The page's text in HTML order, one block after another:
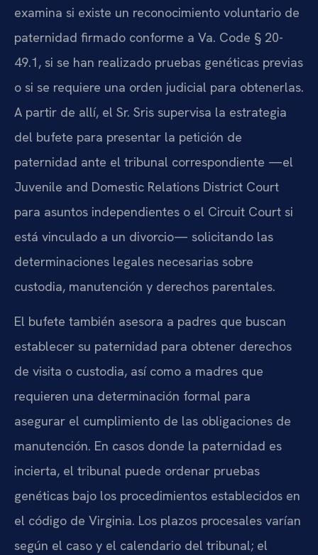
examina si existe un reconocimiento voluntario de
paternidad firmado conforme a Va. Code § 20-
49.1, si se han realizado pruebas genéticas previas
o si se requiere una orden judicial para obtenerlas.
A partir de allí, el Sr. Sris supervisa la estrategia
del bufete para presentar la petición de
paternidad ante el tribunal correspondiente —el
Juvenile and Domestic Relations District Court
para asuntos independientes o el Circuit Court si
está vinculado a un divorcio— solicitando las
determinaciones legales necesarias sobre
custodia, manutención y derechos parentales.
El bufete también asesora a padres que buscan
establecer su paternidad para obtener derechos
de visita o custodia, así como a madres que
requieren una determinación formal para
asegurar el cumplimiento de las obligaciones de
manutención. En casos donde la paternidad es
incierta, el tribunal puede ordenar pruebas
genéticas bajo los procedimientos establecidos en
el código de Virginia. Los plazos procesales varían
según el caso y el calendario del tribunal; el